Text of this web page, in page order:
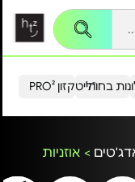
הייטקזון PRO²בחו"ל
> אוזניות